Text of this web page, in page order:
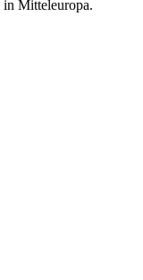
in Mitteleuropa.